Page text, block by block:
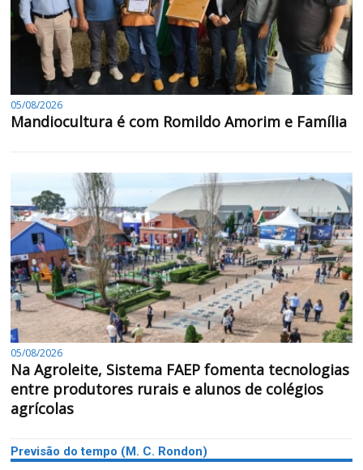
05/08/2026
Mandiocultura é com Romildo Amorim e Família
05/08/2026
Na Agroleite, Sistema FAEP fomenta tecnologias
entre produtores rurais e alunos de colégios
agrícolas
Previsão do tempo (M. C. Rondon)